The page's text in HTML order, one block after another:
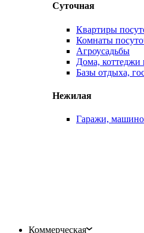
Суточная
Квартиры
Комнаты
Агроусадьбы
Дома, коттеджи
Базы отдыха,
Нежилая
Гаражи,
Коммерческая